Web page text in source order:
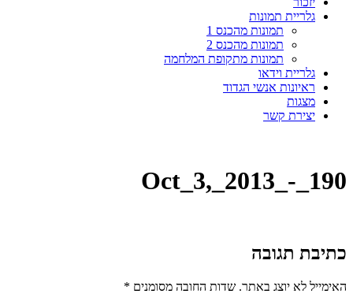
גלריית תמונות
תמונות מהכנס 1
תמונות מהכנס 2
תמונות מתקופת המלחמה
גלריית וידאו
ראיונות אנשי הגדוד
מצגות
יצירת קשר
Oct_3,_2013_-_190
כתיבת תגובה
האימייל לא יוצג באתר. שדות החובה מסומנים *